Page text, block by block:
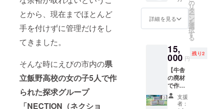
とから、現在までほとんど
手を付けずに管理だけをし
てきました。
そんな時にえびの市内の県
立飯野高校の女の子5人で作
られた探求グループ
「NECTION（ネクショ
をご確
認くだ
さい。
されま
す。 商
必ずお
届けの
リター
ンに貼
付され
たラベ
ルや注
意書き
くださ
味期
限：20
パッ
ケージ
に記載)
すいサ
イズな
ので、
ちろ
ん、サ
ラダや
パン皿
として
もお使
いいた
だけま
リを
使った
オンラ
2024年
2月〜5
時間は1
時間程
度 ※後
ほど
メール
ループ
「NECT
ION」の
オンラ
インで
お話が
できる
チャン
スで
す！！
飯野高
詳細を見る
の
リ
タ
ー
ン
を
選
択
す
る
15,
000 円
残り2
【牛舎
の廃材
で作っ
たリン
ゴ箱】3
支援
者：